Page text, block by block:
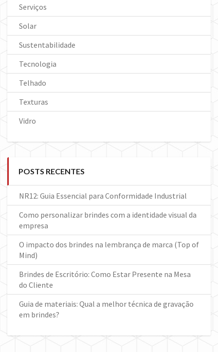
Serviços
Solar
Sustentabilidade
Tecnologia
Telhado
Texturas
Vidro
POSTS RECENTES
NR12: Guia Essencial para Conformidade Industrial
Como personalizar brindes com a identidade visual da
empresa
O impacto dos brindes na lembrança de marca (Top of
Mind)
Brindes de Escritório: Como Estar Presente na Mesa
do Cliente
Guia de materiais: Qual a melhor técnica de gravação
em brindes?